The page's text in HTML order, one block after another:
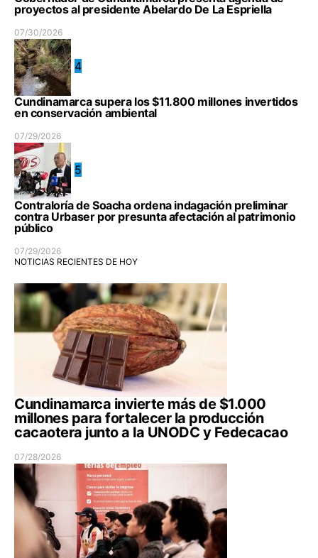
proyectos al presidente Abelardo De La Espriella
07/30/2026
4
Cundinamarca supera los $11.800 millones invertidos
en conservación ambiental
07/29/2026
5
Contraloría de Soacha ordena indagación preliminar
contra Urbaser por presunta afectación al patrimonio
público
07/29/2026
NOTICIAS RECIENTES DE HOY
Cundinamarca invierte más de $1.000
millones para fortalecer la producción
cacaotera junto a la UNODC y Fedecacao
07/28/2026